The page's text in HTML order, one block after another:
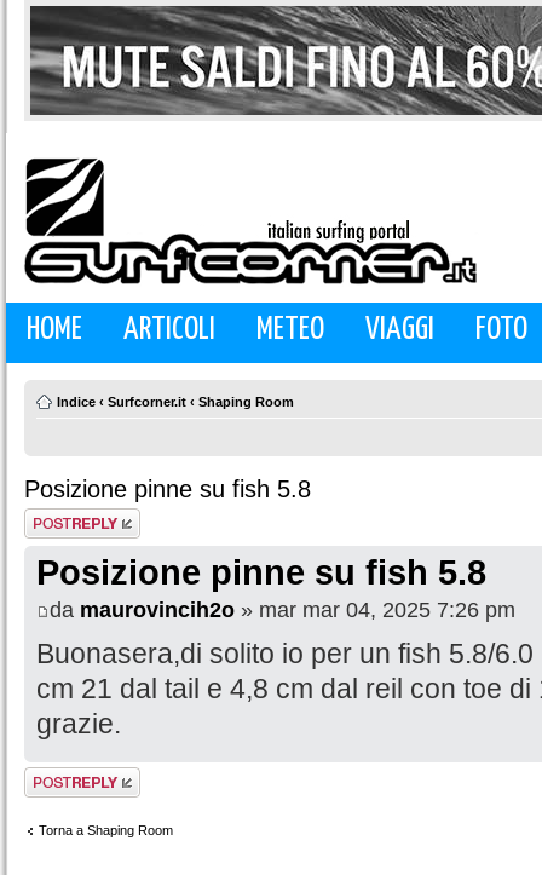
HOME ARTICOLI METEO VIAGGI FOTO
Indice ‹ Surfcorner.it ‹ Shaping Room
Posizione pinne su fish 5.8
Rispondi al
messaggio
Posizione pinne su fish 5.8
da maurovincih2o » mar mar 04, 2025 7:26 pm
Buonasera,di solito io per un fish 5.8/
cm 21 dal tail e 4,8 cm dal reil con toe
grazie.
Rispondi al
messaggio
Torna a Shaping Room